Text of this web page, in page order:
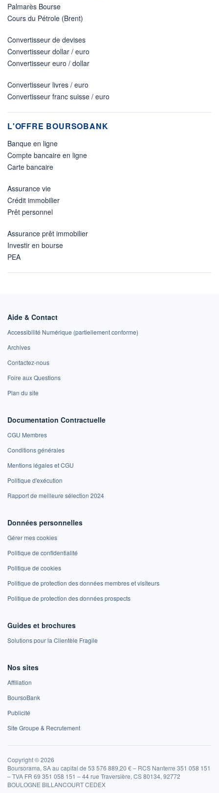
Palmarès Bourse
Cours du Pétrole (Brent)
Convertisseur de devises
Convertisseur dollar / euro
Convertisseur euro / dollar
Convertisseur livres / euro
Convertisseur franc suisse / euro
L'OFFRE BOURSOBANK
Banque en ligne
Compte bancaire en ligne
Carte bancaire
Assurance vie
Crédit immobilier
Prêt personnel
Assurance prêt immobilier
Investir en bourse
PEA
Aide & Contact
Accessibilité Numérique (partiellement conforme)
Archives
Contactez-nous
Foire aux Questions
Plan du site
Documentation Contractuelle
CGU Membres
Conditions générales
Mentions légales et CGU
Politique d'exécution
Rapport de meilleure sélection 2024
Données personnelles
Gérer mes cookies
Politique de confidentialité
Politique de cookies
Politique de protection des données membres et visiteurs
Politique de protection des données prospects
Guides et brochures
Solutions pour la Clientèle Fragile
Nos sites
Affiliation
BoursoBank
Publicité
Site Groupe & Recrutement
Copyright © 2026
Boursorama, SA au capital de 53 576 889,20 € – RCS Nanterre 351 058 151
– TVA FR 69 351 058 151 – 44 rue Traversière, CS 80134, 92772
BOULOGNE BILLANCOURT CEDEX